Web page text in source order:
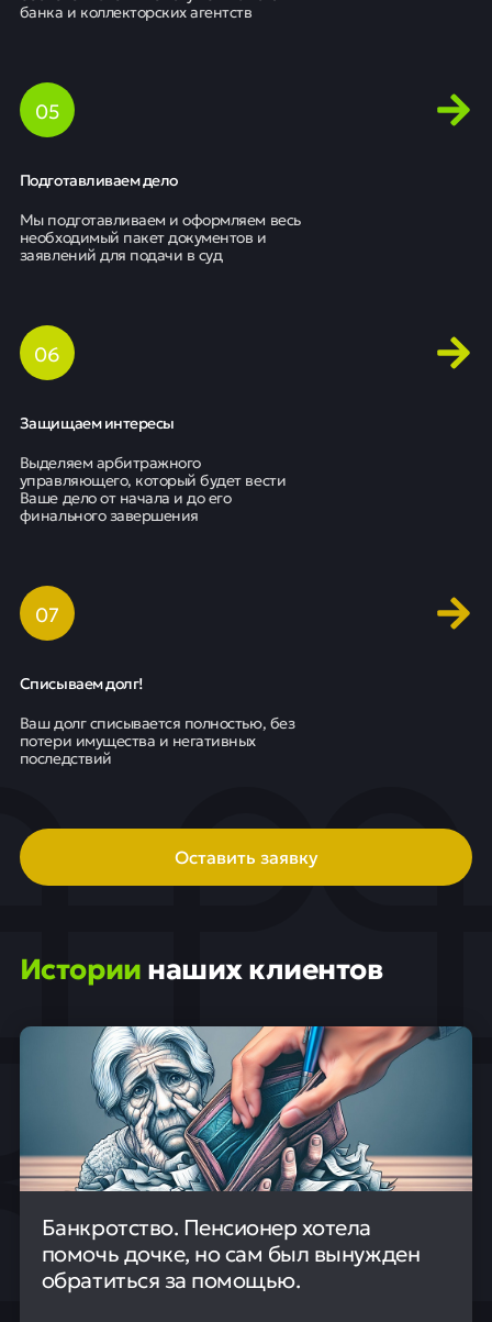
банка и коллекторских агентств
05
Подготавливаем дело
Мы подготавливаем и оформляем весь
необходимый пакет документов и
заявлений для подачи в суд
06
Защищаем интересы
Выделяем арбитражного
управляющего, который будет вести
Ваше дело от начала и до его
финального завершения
07
Списываем долг!
Ваш долг списывается полностью, без
потери имущества и негативных
последствий
Оставить заявку
Историинаших клиентов
Банкротство. Пенсионер хотела
помочь дочке, но сам был вынужден
обратиться за помощью.